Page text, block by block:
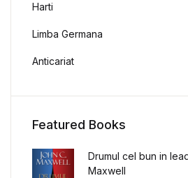
Harti
Limba Germana
Anticariat
Featured Books
Drumul cel bun in
Maxwell